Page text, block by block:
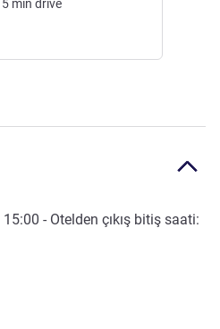
5 min drive
15:00 - Otelden çıkış bitiş saati: